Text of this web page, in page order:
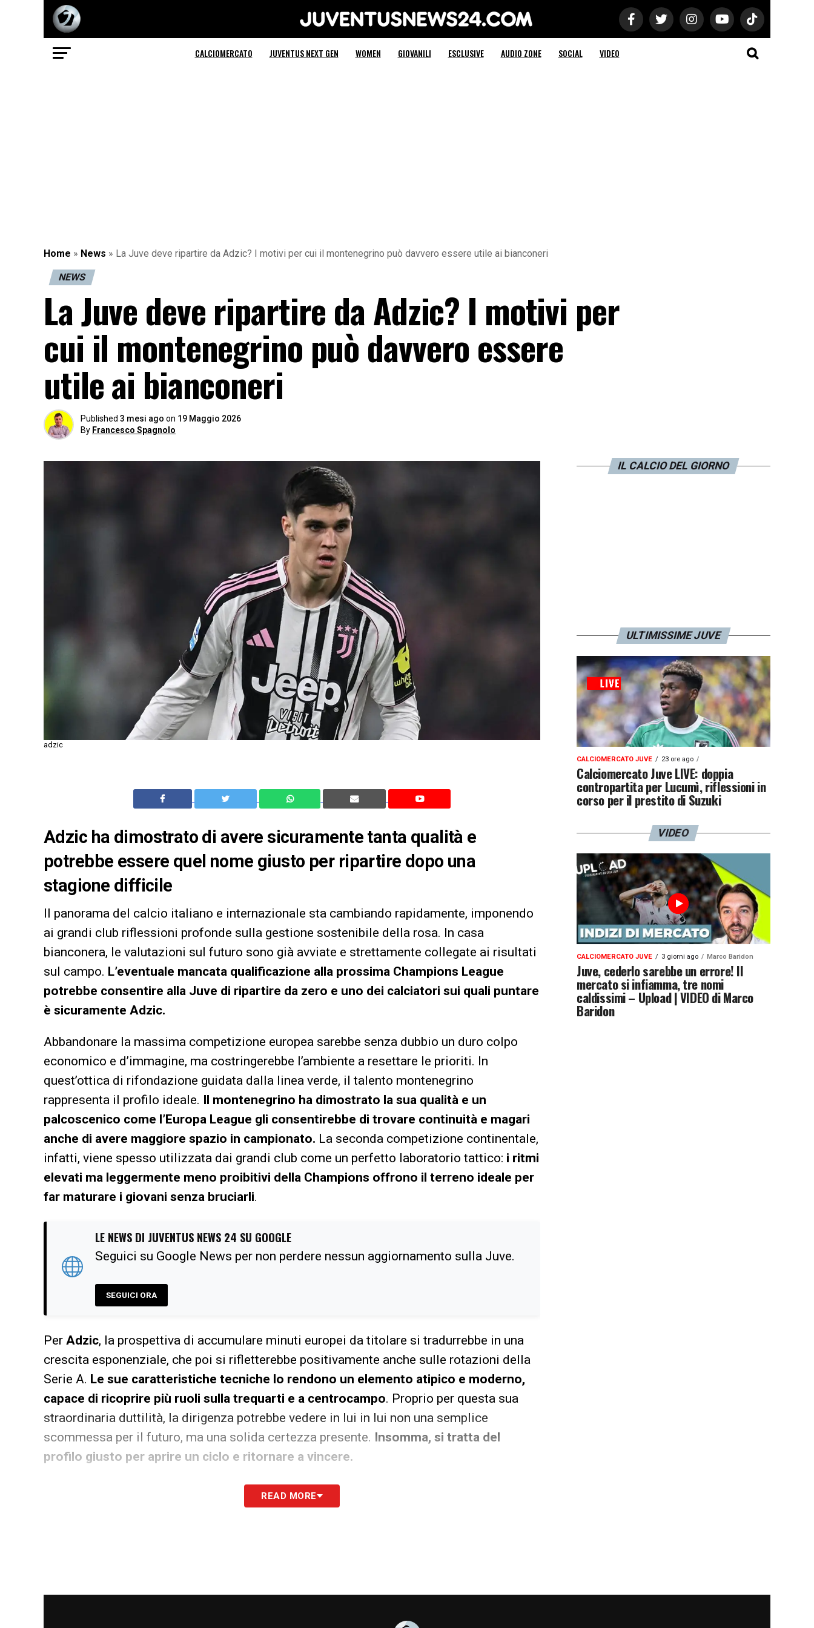
Juventus News 24
CALCIOMERCATO JUVENTUS NEXT GEN WOMEN GIOVANILI ESCLUSIVE AUDIO ZONE SOCIAL VIDEO
Home » News » La Juve deve ripartire da Adzic? I motivi per cui il montenegrino può davvero essere utile ai bianconeri
NEWS
La Juve deve ripartire da Adzic? I motivi per
cui il montenegrino può davvero essere
utile ai bianconeri
Published 3 mesi ago on 19 Maggio 2026
By Francesco Spagnolo
adzic
Adzic ha dimostrato di avere sicuramente tanta qualità e
potrebbe essere quel nome giusto per ripartire dopo una
stagione difficile
Il panorama del calcio italiano e internazionale sta cambiando rapidamente, imponendo
ai grandi club riflessioni profonde sulla gestione sostenibile della rosa. In casa
bianconera, le valutazioni sul futuro sono già avviate e strettamente collegate ai risultati
sul campo. L’eventuale mancata qualificazione alla prossima Champions League
potrebbe consentire alla Juve di ripartire da zero e uno dei calciatori sui quali puntare
è sicuramente Adzic.
Abbandonare la massima competizione europea sarebbe senza dubbio un duro colpo
economico e d’immagine, ma costringerebbe l’ambiente a resettare le prioriti. In
quest’ottica di rifondazione guidata dalla linea verde, il talento montenegrino
rappresenta il profilo ideale. Il montenegrino ha dimostrato la sua qualità e un
palcoscenico come l’Europa League gli consentirebbe di trovare continuità e magari
anche di avere maggiore spazio in campionato. La seconda competizione continentale,
infatti, viene spesso utilizzata dai grandi club come un perfetto laboratorio tattico: i ritmi
elevati ma leggermente meno proibitivi della Champions offrono il terreno ideale per
far maturare i giovani senza bruciarli.
LE NEWS DI JUVENTUS NEWS 24 SU GOOGLE
Seguici su Google News per non perdere nessun aggiornamento sulla Juve.
SEGUICI ORA
Per Adzic, la prospettiva di accumulare minuti europei da titolare si tradurrebbe in una
crescita esponenziale, che poi si rifletterebbe positivamente anche sulle rotazioni della
Serie A. Le sue caratteristiche tecniche lo rendono un elemento atipico e moderno,
capace di ricoprire più ruoli sulla trequarti e a centrocampo. Proprio per questa sua
straordinaria duttilità, la dirigenza potrebbe vedere in lui in lui non una semplice
scommessa per il futuro, ma una solida certezza presente. Insomma, si tratta del
profilo giusto per aprire un ciclo e ritornare a vincere.
LA PLAYLIST DELLE NOSTRE TOP NEWSREAD MORE
IL CALCIO DEL GIORNO
ULTIMISSIME JUVE
CALCIOMERCATO JUVE 23 ore ago
Calciomercato Juve LIVE: doppia
contropartita per Lucumì, riflessioni in
corso per il prestito di Suzuki
VIDEO
CALCIOMERCATO JUVE 3 giorni ago Marco Baridon
Juve, cederlo sarebbe un errore! Il
mercato si infiamma, tre nomi
caldissimi – Upload | VIDEO di Marco
Baridon